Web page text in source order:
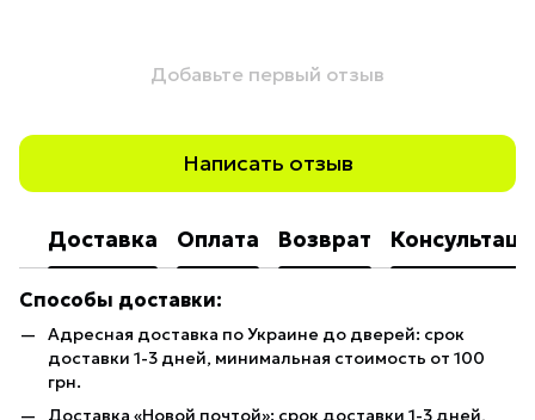
Добавьте первый отзыв
Написать отзыв
Доставка Оплата Возврат
Способы доставки:
Адресная доставка по Украине до дверей: срок
доставки 1-3 дней, минимальная стоимость от 100
грн.
Доставка «Новой почтой»: срок доставки 1-3 дней,